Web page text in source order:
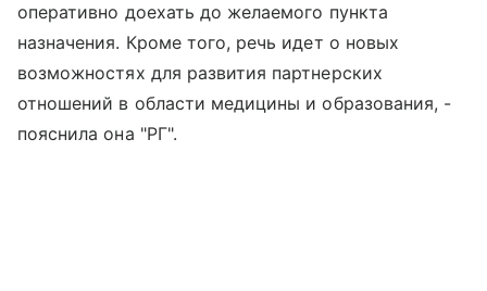
оперативно доехать до желаемого пункта
назначения. Кроме того, речь идет о новых
возможностях для развития партнерских
отношений в области медицины и образования, -
пояснила она "РГ".